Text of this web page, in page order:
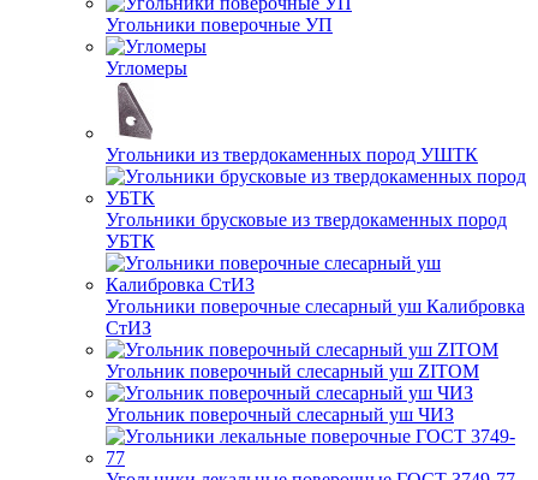
Угольники поверочные УП
Угломеры
Угольники из твердокаменных пород УШТК
Угольники брусковые из твердокаменных пород
УБТК
Угольники поверочные слесарный уш Калибровка
СтИЗ
Угольник поверочный слесарный уш ZITOM
Угольник поверочный слесарный уш ЧИЗ